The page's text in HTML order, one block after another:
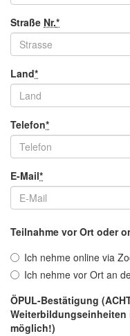
Straße Nr.*
Land*
Telefon*
E-Mail*
Teilnahme vor Ort oder
Ich nehme online via
Ich nehme vor Ort an
ÖPUL-Bestätigung
Weiterbildungseinheiten
möglich!)